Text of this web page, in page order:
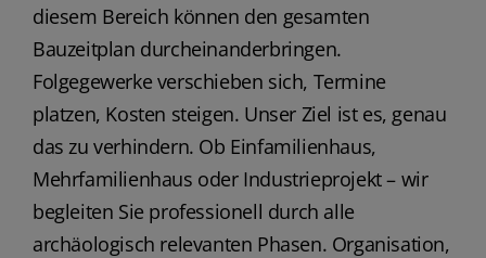
diesem Bereich können den gesamten
Bauzeitplan durcheinanderbringen.
Folgegewerke verschieben sich, Termine
platzen, Kosten steigen. Unser Ziel ist es, genau
das zu verhindern. Ob Einfamilienhaus,
Mehrfamilienhaus oder Industrieprojekt – wir
begleiten Sie professionell durch alle
archäologisch relevanten Phasen. Organisation,